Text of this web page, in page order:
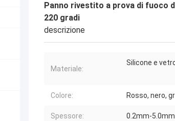
Panno rivestito a prova di fuoco
220 gradi
descrizione
Materiale:
Silicone e
Colore: Rosso, nero,
Spessore: 0.2mm-5.0mm